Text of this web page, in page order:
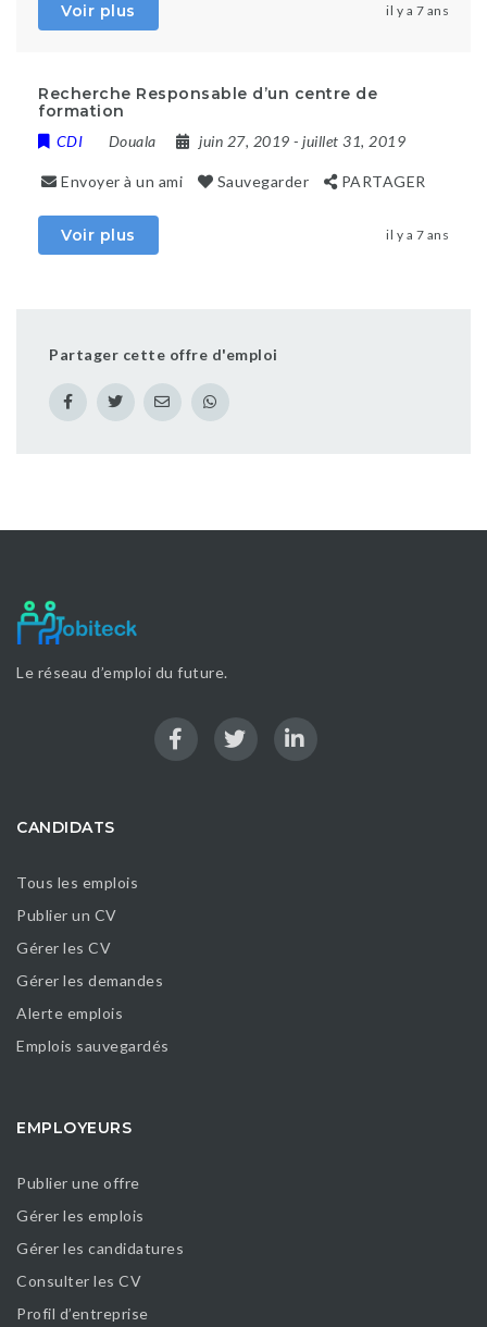
Voir plus il y a 7 ans
Recherche Responsable d’un centre de
formation
CDI Douala juin 27, 2019 - juillet 31, 2019
Envoyer à un ami Sauvegarder PARTAGER
Voir plus il y a 7 ans
Partager cette offre d'emploi
Le réseau d’emploi du future.
CANDIDATS
Tous les emplois
Publier un CV
Gérer les CV
Gérer les demandes
Alerte emplois
Emplois sauvegardés
EMPLOYEURS
Publier une offre
Gérer les emplois
Gérer les candidatures
Consulter les CV
Profil d’entreprise